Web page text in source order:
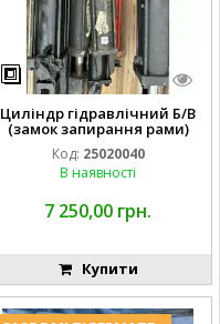
Циліндр гідравлічний Б/В
(замок запирання рами)
2''X4'' 25320040
Код: 25020040
В наявності
7 250,00 грн.
Купити